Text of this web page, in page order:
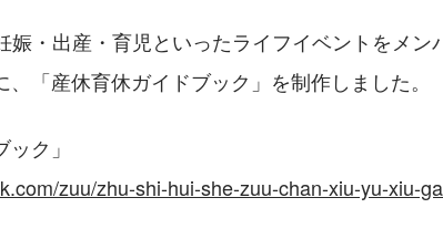
娠・出産・育児といったライフイベントをメン
、「産休育休ガイドブック」を制作しました。
ク」
zuu/zhu-shi-hui-she-zuu-chan-xiu-yu-xiu-